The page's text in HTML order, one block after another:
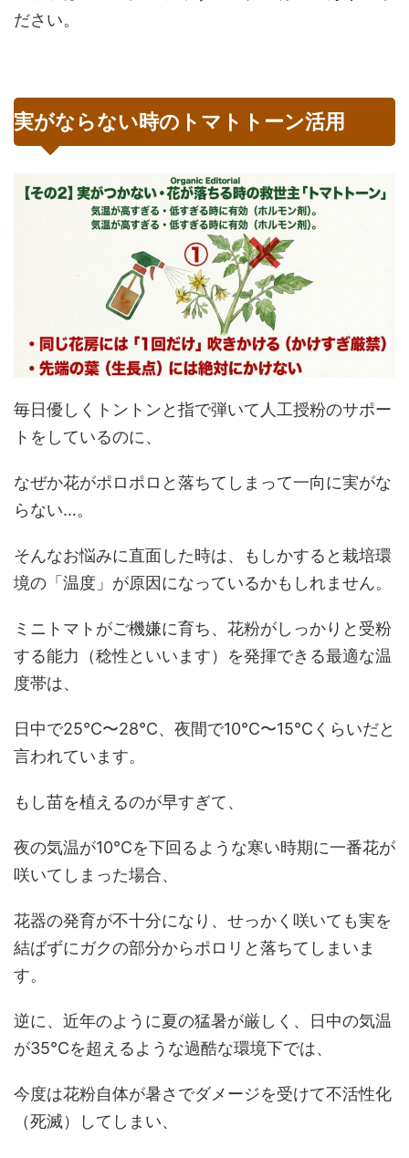
ださい。
実がならない時のトマトトーン活用
毎日優しくトントンと指で弾いて人工授粉のサポー
トをしているのに、
なぜか花がポロポロと落ちてしまって一向に実がな
らない…。
そんなお悩みに直面した時は、もしかすると栽培環
境の「温度」が原因になっているかもしれません。
ミニトマトがご機嫌に育ち、花粉がしっかりと受粉
する能力（稔性といいます）を発揮できる最適な温
度帯は、
日中で25℃〜28℃、夜間で10℃〜15℃くらいだと
言われています。
もし苗を植えるのが早すぎて、
夜の気温が10℃を下回るような寒い時期に一番花が
咲いてしまった場合、
花器の発育が不十分になり、せっかく咲いても実を
結ばずにガクの部分からポロリと落ちてしまいま
す。
逆に、近年のように夏の猛暑が厳しく、日中の気温
が35℃を超えるような過酷な環境下では、
今度は花粉自体が暑さでダメージを受けて不活性化
（死滅）してしまい、